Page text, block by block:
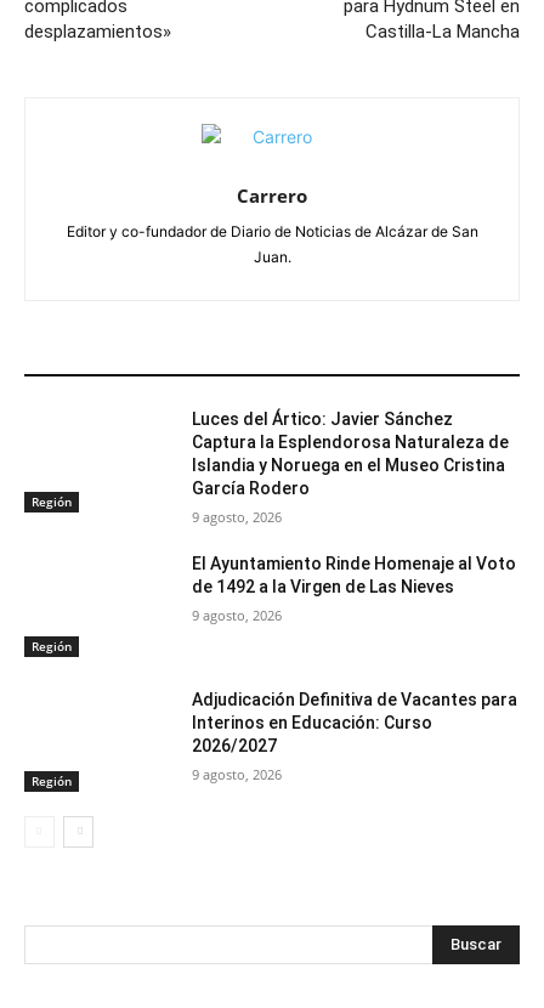
complicados
desplazamientos»
para Hydnum Steel en
Castilla-La Mancha
Carrero
Editor y co-fundador de Diario de Noticias de Alcázar de San
Juan.
Región
Luces del Ártico: Javier Sánchez
Captura la Esplendorosa Naturaleza de
Islandia y Noruega en el Museo Cristina
García Rodero
9 agosto, 2026
Región
El Ayuntamiento Rinde Homenaje al Voto
de 1492 a la Virgen de Las Nieves
9 agosto, 2026
Región
Adjudicación Definitiva de Vacantes para
Interinos en Educación: Curso
2026/2027
9 agosto, 2026
Buscar